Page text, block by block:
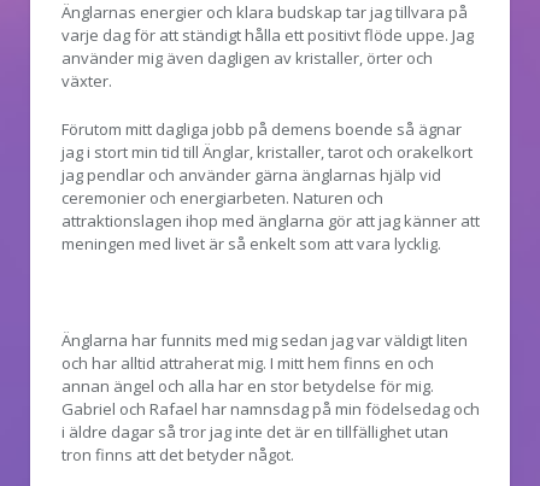
Änglarnas energier och klara budskap tar jag tillvara på
varje dag för att ständigt hålla ett positivt flöde uppe. Jag
använder mig även dagligen av kristaller, örter och
växter.
Förutom mitt dagliga jobb på demens boende så ägnar
jag i stort min tid till Änglar, kristaller, tarot och orakelkort
jag pendlar och använder gärna änglarnas hjälp vid
ceremonier och energiarbeten. Naturen och
attraktionslagen ihop med änglarna gör att jag känner att
meningen med livet är så enkelt som att vara lycklig.
Änglarna har funnits med mig sedan jag var väldigt liten
och har alltid attraherat mig. I mitt hem finns en och
annan ängel och alla har en stor betydelse för mig.
Gabriel och Rafael har namnsdag på min födelsedag och
i äldre dagar så tror jag inte det är en tillfällighet utan
tron finns att det betyder något.